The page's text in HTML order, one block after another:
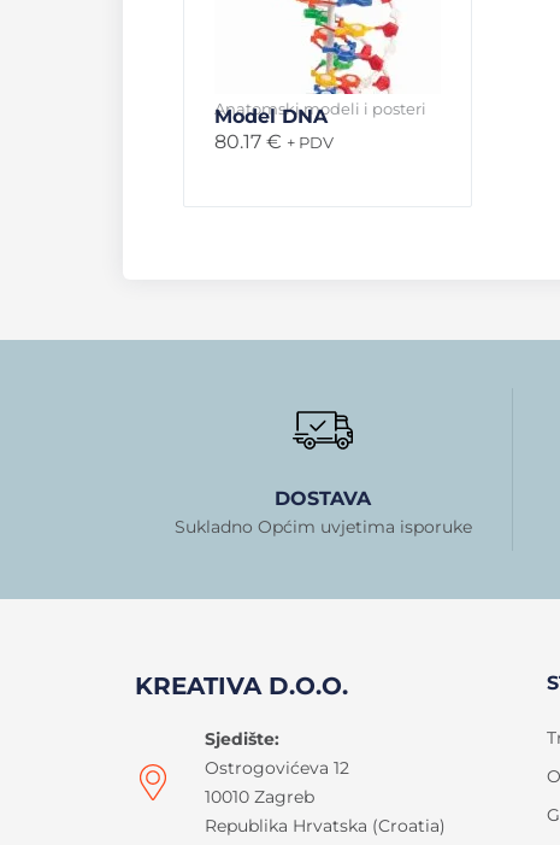
Anatomski modeli i posteri
Model DNA
80.17 € + PDV
DOSTAVA
Sukladno Općim uvjetima isporuke
KREATIVA D.O.O.
Sjedište:
Ostrogovićeva 12
10010 Zagreb
Republika Hrvatska (Croatia)